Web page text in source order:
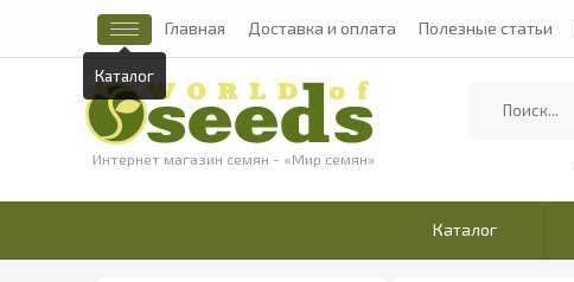
Каталог
Главная Доставка и оплата Полезные статьи
Интернет магазин семян - «Мир семян»
Каталог